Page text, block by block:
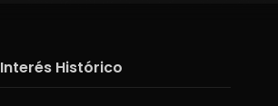
Interés Histórico